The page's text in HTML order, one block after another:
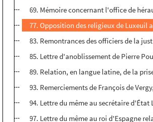
69. Mémoire concernant l'office de
77. Opposition des religieux de Luxeuil
83. Remontrances des officiers de la
85. Lettre d'anoblissement de Pierre
89. Relation, en langue latine, de la
93. Remerciements de François de
94. Lettre du même au secrétaire
97. Lettre du même au roi d'Espagne